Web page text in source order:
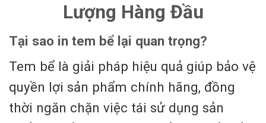
Lượng Hàng Đầu
Tại sao in tem bể lại quan trọng?
Tem bể là giải pháp hiệu quả giúp bảo vệ
quyền lợi sản phẩm chính hãng, đồng
thời ngăn chặn việc tái sử dụng sản